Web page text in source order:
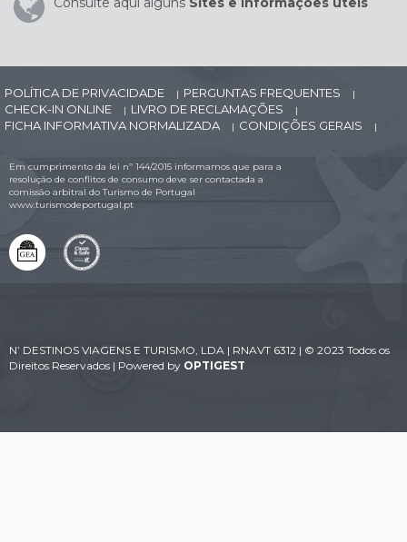
POLÍTICA DE PRIVACIDADE | PERGUNTAS FREQUENTES |
CHECK-IN ONLINE | LIVRO DE RECLAMAÇÕES |
FICHA INFORMATIVA NORMALIZADA | CONDIÇÕES GERAIS |
Em cumprimento da lei nº 144/2015 informamos que para a
resolução de conflitos de consumo deve ser contactada a
comissão arbitral do Turismo de Portugal
www.turismodeportugal.pt
N’ DESTINOS VIAGENS E TURISMO, LDA | RNAVT 6312 | © 2023 Todos os
Direitos Reservados | Powered by OPTIGEST